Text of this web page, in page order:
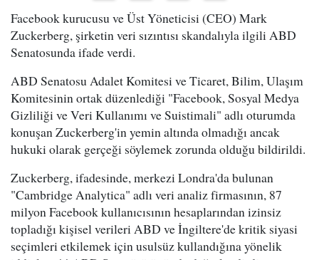
Facebook kurucusu ve Üst Yöneticisi (CEO) Mark
Zuckerberg, şirketin veri sızıntısı skandalıyla ilgili ABD
Senatosunda ifade verdi.
ABD Senatosu Adalet Komitesi ve Ticaret, Bilim, Ulaşım
Komitesinin ortak düzenlediği "Facebook, Sosyal Medya
Gizliliği ve Veri Kullanımı ve Suistimali" adlı oturumda
konuşan Zuckerberg'in yemin altında olmadığı ancak
hukuki olarak gerçeği söylemek zorunda olduğu bildirildi.
Zuckerberg, ifadesinde, merkezi Londra'da bulunan
"Cambridge Analytica" adlı veri analiz firmasının, 87
milyon Facebook kullanıcısının hesaplarından izinsiz
topladığı kişisel verileri ABD ve İngiltere'de kritik siyasi
seçimleri etkilemek için usulsüz kullandığına yönelik